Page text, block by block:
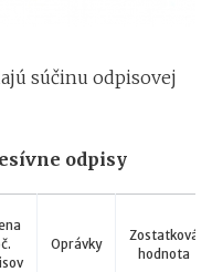
súčinu odpisovej
odpisy
Oprávky
Zostatková
hodnota